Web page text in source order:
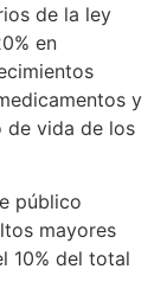
de la ley
en
y
de vida de los
público
mayores
10% del total